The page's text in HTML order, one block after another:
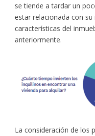
se tiende a tardar un
estar relacionada con
características del
anteriormente.
La consideración de los